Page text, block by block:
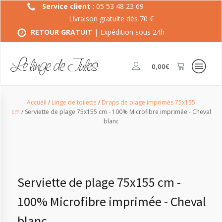
Service client : 05 53 48 23 69
Livraison gratuite dès 70 €
RETOUR GRATUIT | Expédition sous 24h
0,00€
Accueil / Linge de toilette / Draps de plage imprimés 75x155
cm / Serviette de plage 75x155 cm - 100% Microfibre imprimée - Cheval
blanc
Serviette de plage 75x155 cm -
100% Microfibre imprimée - Cheval